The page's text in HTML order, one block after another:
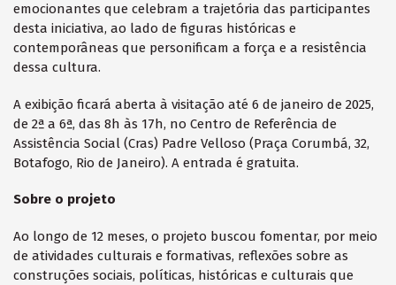
emocionantes que celebram a trajetória das participantes
desta iniciativa, ao lado de figuras históricas e
contemporâneas que personificam a força e a resistência
dessa cultura.
A exibição ficará aberta à visitação até 6 de janeiro de 2025,
de 2ª a 6ª, das 8h às 17h, no Centro de Referência de
Assistência Social (Cras) Padre Velloso (Praça Corumbá, 32,
Botafogo, Rio de Janeiro). A entrada é gratuita.
Sobre o projeto
Ao longo de 12 meses, o projeto buscou fomentar, por meio
de atividades culturais e formativas, reflexões sobre as
construções sociais, políticas, históricas e culturais que